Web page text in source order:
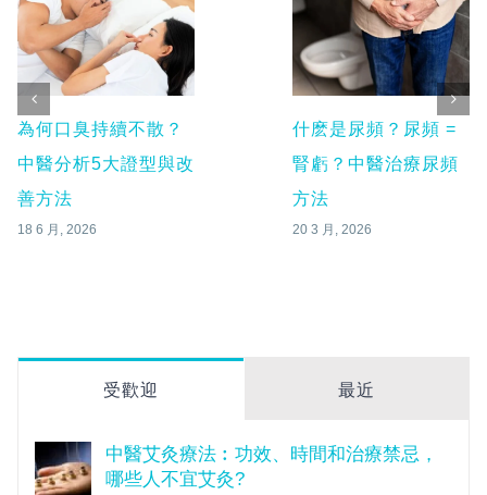
為何口臭持續不散？
中醫分析5大證型與改
善方法
18 6 月, 2026
什麽是尿頻？尿頻 =
腎虧？中醫治療尿頻
方法
20 3 月, 2026
受歡迎 最近
中醫艾灸療法︰功效、時間和治療禁忌，
哪些人不宜艾灸?